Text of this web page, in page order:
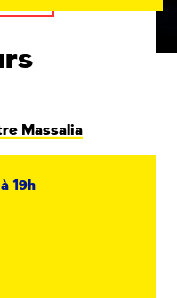
Massalia
19h